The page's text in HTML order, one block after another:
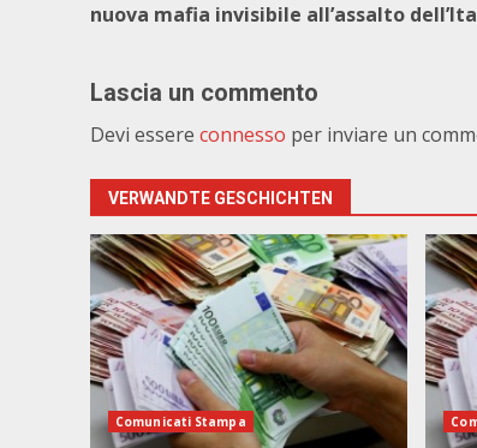
nuova mafia invisibile all’assalto
Lascia un commento
Devi essere connesso per inviare un
VERWANDTE GESCHICHTEN
Comunicati Stampa